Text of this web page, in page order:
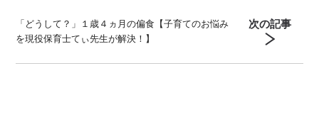
「どうして？」１歳４ヵ月の偏食【子育てのお悩み
を現役保育士てぃ先生が解決！】
次の記事